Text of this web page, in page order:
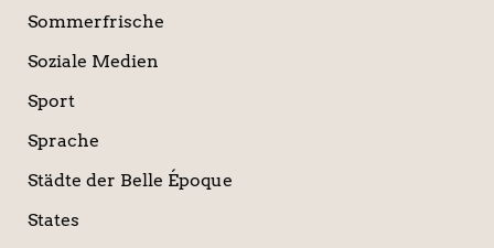
Sommerfrische
Soziale Medien
Sport
Sprache
Städte der Belle Époque
States